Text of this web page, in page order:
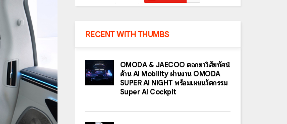
RECENT WITH THUMBS
OMODA & JAECOO ตอกย้ำวิสัยทัศน์
ด้าน AI Mobility ผ่านงาน OMODA
SUPER AI NIGHT พร้อมเผยนวัตกรรม
Super AI Cockpit